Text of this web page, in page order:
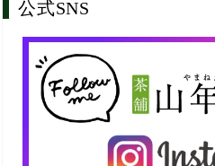
公式SNS